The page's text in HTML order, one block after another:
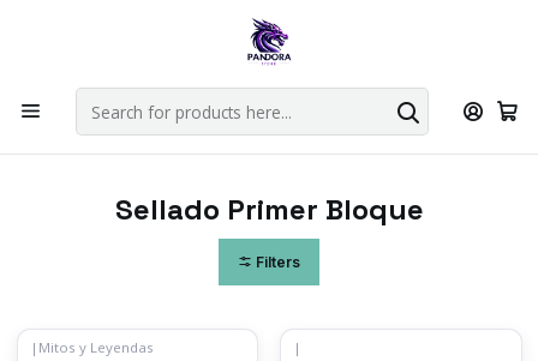
Por compras en cartas singles superiores a 49.990 el envio es
Explorar singles
Home Juegos de cartas TCG Mitos y Leyendas TCG
Sellado Primer Bloque
Sellado Primer Bloque
Filters
| Mitos y Leyendas |